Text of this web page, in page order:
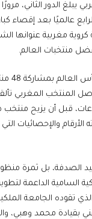
يبلغ الدور الثاني،
الرابع عالميًا بعد إقصاء
مغربية عنوانها
منتخبات العالم.
وفي
المنتخب المغربي
قبل أن يزيح منتخب
الأرقام والإحصائيات
الصدفة، بل ثمرة
السامية الداعمة
تقوده الجامعة
بقيادة محمد وهبي،